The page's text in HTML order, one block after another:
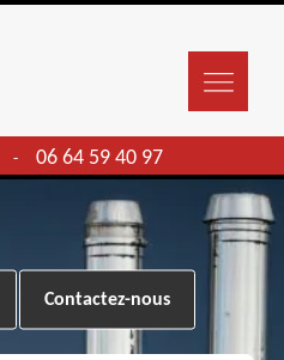
- 06 64 59 40 97
Contactez-nous